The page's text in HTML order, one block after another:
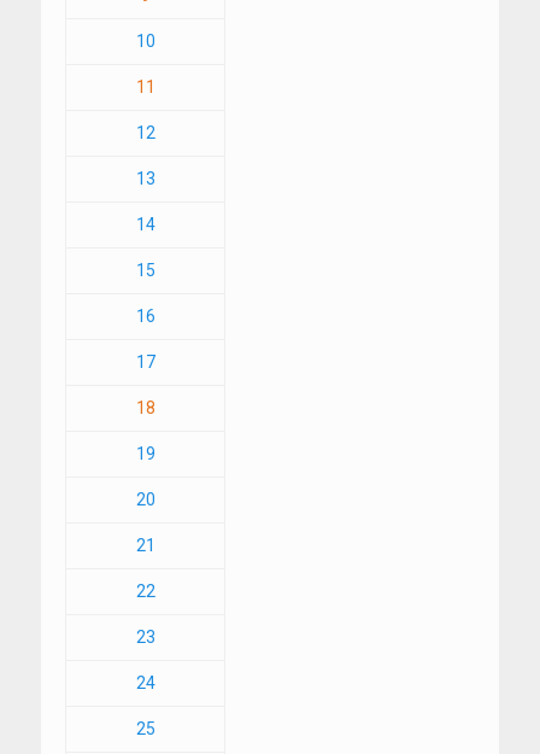
10
11
12
13
14
15
16
17
18
19
20
21
22
23
24
25